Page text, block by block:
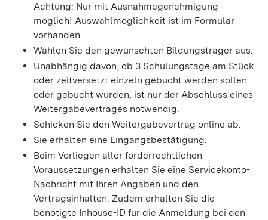
Achtung: Nur mit Ausnahmegenehmigung
möglich! Auswahlmöglichkeit ist im Formular
vorhanden.
Wählen Sie den gewünschten Bildungsträger aus.
Unabhängig davon, ob 3 Schulungstage am Stück
oder zeitversetzt einzeln gebucht werden sollen
oder gebucht wurden, ist nur der Abschluss eines
Weitergabevertrages notwendig.
Schicken Sie den Weitergabevertrag online ab.
Sie erhalten eine Eingangsbestätigung.
Beim Vorliegen aller förderrechtlichen
Voraussetzungen erhalten Sie eine Servicekonto-
Nachricht mit Ihren Angaben und den
Vertragsinhalten. Zudem erhalten Sie die
benötigte Inhouse-ID für die Anmeldung bei den